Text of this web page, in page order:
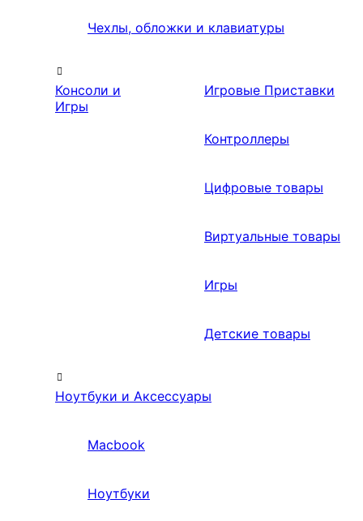
Чехлы, обложки и клавиатуры
Консоли и
Игры
Игровые Приставки
Контроллеры
Цифровые товары
Виртуальные товары
Игры
Детские товары
Ноутбуки и Аксессуары
Macbook
Ноутбуки